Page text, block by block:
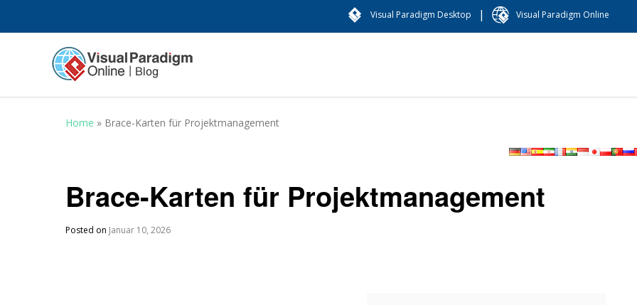
Visual Paradigm Desktop | Visual Paradigm Online
Home » Brace-Karten für Projektmanagement
Brace-Karten für Projektmanagement
Posted on Januar 10, 2026